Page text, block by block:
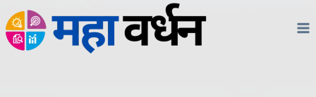
Skip
to